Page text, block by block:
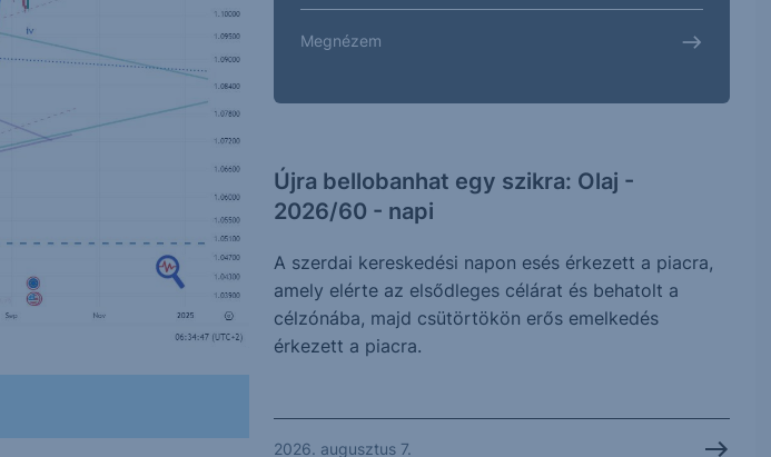
Megnézem
Újra bellobanhat egy szikra: Olaj -
2026/60 - napi
A szerdai kereskedési napon esés érkezett a piacra,
amely elérte az elsődleges célárat és behatolt a
célzónába, majd csütörtökön erős emelkedés
érkezett a piacra.
2026. augusztus 7.